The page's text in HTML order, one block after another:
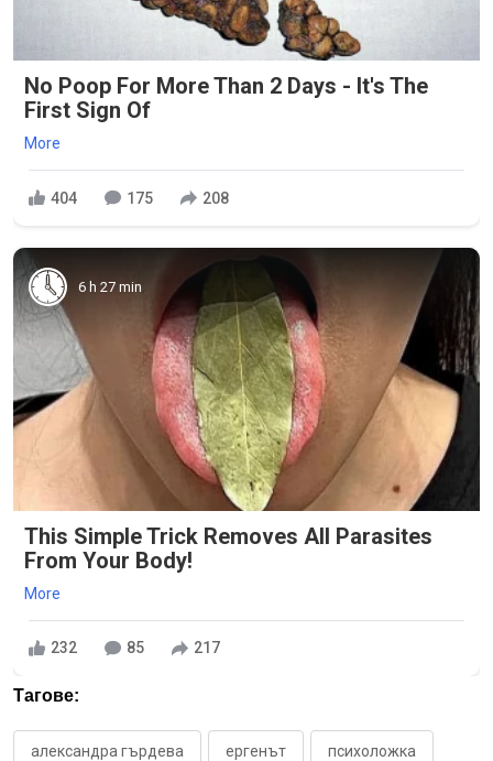
No Poop For More Than 2 Days - It's The
First Sign Of
More
404 175 208
6 h 27 min
This Simple Trick Removes All Parasites
From Your Body!
More
232 85 217
Тагове:
александра гърдева ергенът психоложка